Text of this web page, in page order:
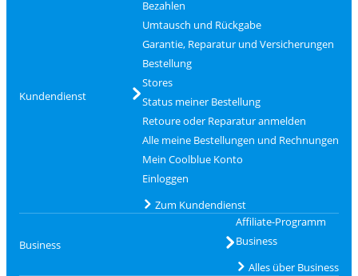
Kundendienst
Bezahlen
Umtausch und Rückgabe
Garantie, Reparatur und Versicherungen
Bestellung
Stores
Status meiner Bestellung
Retoure oder Reparatur anmelden
Alle meine Bestellungen und Rechnungen
Mein Coolblue Konto
Einloggen
Zum Kundendienst
Business
Affiliate-Programm
Business
Alles über Business